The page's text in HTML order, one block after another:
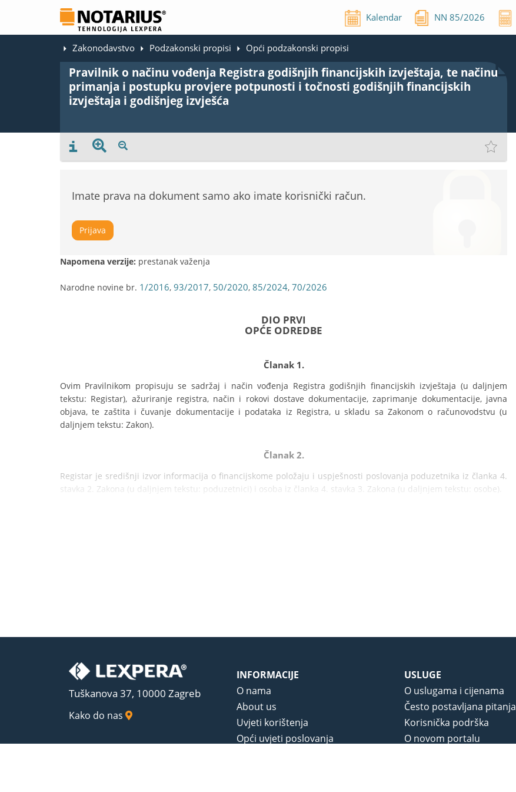
Kalendar NN85/2026
Zakonodavstvo Podzakonski propisi Opći podzakonski propisi
Pravilnik o načinu vođenja Registra godišnjih financijskih izvještaja, te načinu
primanja i postupku provjere potpunosti i točnosti godišnjih financijskih
izvještaja i godišnjeg izvješća
Imate prava na dokument samo ako imate korisnički račun.
Prijava
Napomena verzije: prestanak važenja
Narodne novine br. 1/2016, 93/2017, 50/2020, 85/2024, 70/2026
DIO PRVI
OPĆE ODREDBE
Članak 1.
Ovim Pravilnikom propisuju se sadržaj i način vođenja Registra godišnjih financijskih izvještaja (u daljnjem
tekstu: Registar), ažuriranje registra, način i rokovi dostave dokumentacije, zaprimanje dokumentacije, javna
objava, te zaštita i čuvanje dokumentacije i podataka iz Registra, u skladu sa Zakonom o računovodstvu (u
daljnjem tekstu: Zakon).
Članak 2.
Registar je središnji izvor informacija o financijskome položaju i uspješnosti poslovanja poduzetnika iz članka 4.
stavka 2. Zakona (u daljnjem tekstu: poduzetnici) i osoba iz članka 4. stavka 3. Zakona (u daljnjem tekstu: osobe).
Tuškanova 37, 10000 Zagreb
Kako do nas
INFORMACIJE
O nama
About us
Uvjeti korištenja
Opći uvjeti poslovanja
USLUGE
O uslugama i cijenama
Često postavljana pitanja
Korisnička podrška
O novom portalu